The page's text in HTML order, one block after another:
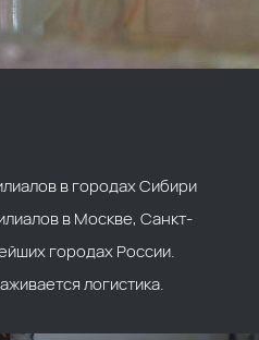
в городах Сибири
в Москве, Санкт-
городах России.
логистика.